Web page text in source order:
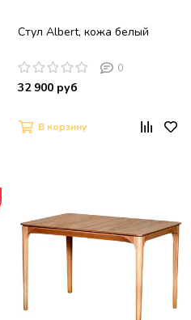
Стул Albert, кожа белый
0
32 900 руб
В корзину